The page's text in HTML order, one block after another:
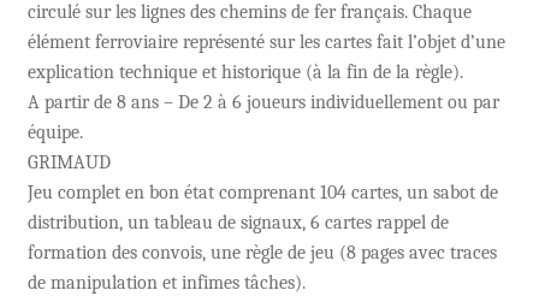
circulé sur les lignes des chemins de fer français. Chaque
élément ferroviaire représenté sur les cartes fait l’objet d’une
explication technique et historique (à la fin de la règle).
A partir de 8 ans – De 2 à 6 joueurs individuellement ou par
équipe.
GRIMAUD
Jeu complet en bon état comprenant 104 cartes, un sabot de
distribution, un tableau de signaux, 6 cartes rappel de
formation des convois, une règle de jeu (8 pages avec traces
de manipulation et infimes tâches).